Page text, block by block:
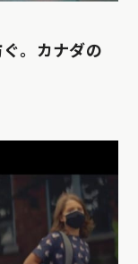
ぐ。カナダの